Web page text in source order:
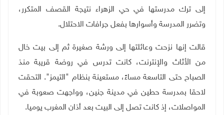
إلى ترك مدرستها في حي الزهراء نتيجة القصف المتكرر،
وتضرر المدرسة وأسوارها بفعل جرافات الاحتلال.
قالت إنها نزحت وعائلتها إلى ورشة صغيرة ثم إلى بيت خال
من الأثاث والإنترنت، كانت تدرس في روضة قريبة منذ
الصباح حتى التاسعة مساءً، مستعينة بنظام "التيمز". التحقت
لاحقا بمدرسة حطين في مدينة جنين، وواجهت صعوبة في
المواصلات، إذ كانت تصل إلى البيت بعد أذان المغرب يوميا.